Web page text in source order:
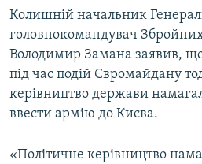
Колишній начальник
головнокомандувач
Володимир Замана заявив,
під час подій Євромайдану
керівництво держави
ввести армію до Києва.
«Політичне керівництво